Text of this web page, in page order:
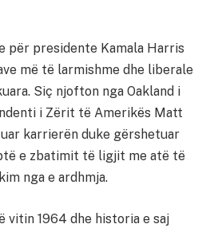
për presidente Kamala Harris
më të larmishme dhe liberale
Siç njofton nga Oakland i
i Zërit të Amerikës Matt
karrierën duke gërshetuar
e zbatimit të ligjit me atë të
nga e ardhmja.
vitin 1964 dhe historia e saj